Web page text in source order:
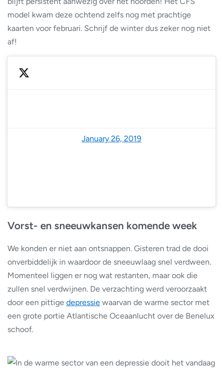
model kwam deze ochtend zelfs nog met prachtige
kaarten voor februari. Schrijf de winter dus zeker nog niet
af!
January 26, 2019
Vorst- en sneeuwkansen komende week
We konden er niet aan ontsnappen. Gisteren trad de dooi
onverbiddelijk in waardoor de sneeuwlaag snel verdween.
Momenteel liggen er nog wat restanten, maar ook die
zullen snel verdwijnen. De verzachting werd veroorzaakt
door een pittige depressie waarvan de warme sector met
een grote portie Atlantische Oceaanlucht over de Benelux
schoof.